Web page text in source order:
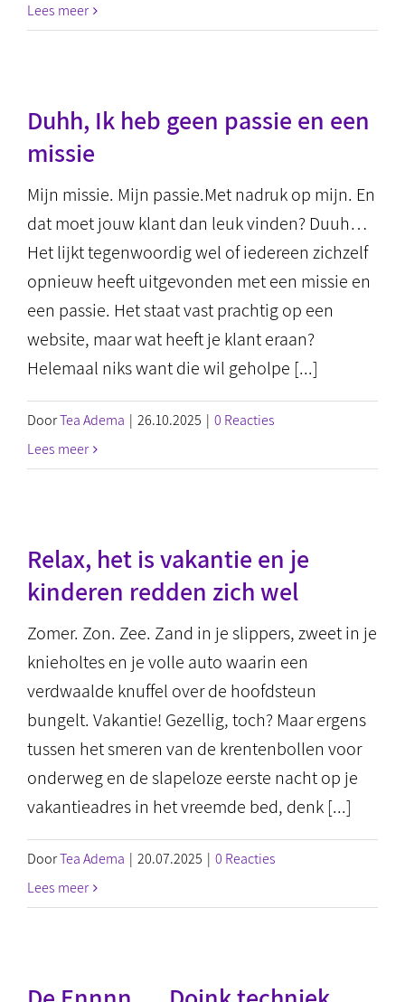
Lees meer
Duhh, Ik heb geen passie en een
missie
Mijn missie. Mijn passie.Met nadruk op mijn. En
dat moet jouw klant dan leuk vinden? Duuh…
Het lijkt tegenwoordig wel of iedereen zichzelf
opnieuw heeft uitgevonden met een missie en
een passie. Het staat vast prachtig op een
website, maar wat heeft je klant eraan?
Helemaal niks want die wil geholpe [...]
DoorTea Adema | 26.10.2025 | 0 Reacties
Lees meer
Relax, het is vakantie en je
kinderen redden zich wel
Zomer. Zon. Zee. Zand in je slippers, zweet in je
knieholtes en je volle auto waarin een
verdwaalde knuffel over de hoofdsteun
bungelt. Vakantie! Gezellig, toch? Maar ergens
tussen het smeren van de krentenbollen voor
onderweg en de slapeloze eerste nacht op je
vakantieadres in het vreemde bed, denk [...]
DoorTea Adema | 20.07.2025 | 0 Reacties
Lees meer